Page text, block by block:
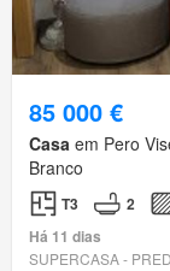
85 000 €
Casa em Pero
Branco
T3 2
Há 11 dias
SUPERCASA -